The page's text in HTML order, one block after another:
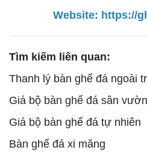
Website: https://
Tìm kiếm liên quan:
Thanh lý bàn ghế đá ngoài
Giá bộ bàn ghế đá sân vườn
Giá bộ bàn ghế đá tự nhiên
Bàn ghế đá xi măng